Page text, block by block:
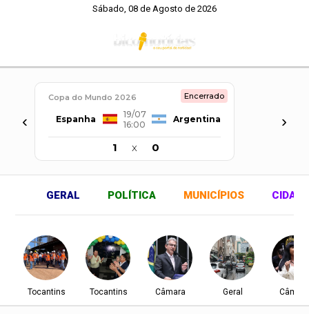
Sábado, 08 de Agosto de 2026
‹
Copa do Mundo 2026 Encerrado
Espanha
19/07
16:00
Argentina
1 x 0
›
GERAL POLÍTICA MUNICÍPIOS
Tocantins Tocantins Câmara Geral